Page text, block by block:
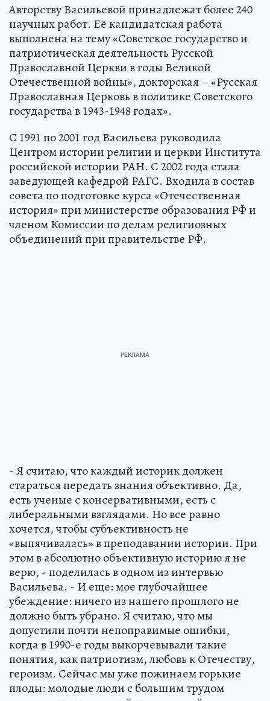
Авторству Васильевой принадлежат более 240
научных работ. Её кандидатская работа
выполнена на тему «Советское государство и
патриотическая деятельность Русской
Православной Церкви в годы Великой
Отечественной войны», докторская – «Русская
Православная Церковь в политике Советского
государства в 1943-1948 годах».
С 1991 по 2001 год Васильева руководила
Центром истории религии и церкви Института
российской истории РАН. С 2002 года стала
заведующей кафедрой РАГС. Входила в состав
совета по подготовке курса «Отечественная
история» при министерстве образования РФ и
членом Комиссии по делам религиозных
объединений при правительстве РФ.
- Я считаю, что каждый историк должен
стараться передать знания объективно. Да,
есть ученые с консервативными, есть с
либеральными взглядами. Но все равно
хочется, чтобы субъективность не
«выпячивалась» в преподавании истории. При
этом в абсолютно объективную историю я не
верю, - поделилась в одном из интервью
Васильева. - И еще: мое глубочайшее
убеждение: ничего из нашего прошлого не
должно быть убрано. Я считаю, что мы
допустили почти непоправимые ошибки,
когда в 1990-е годы выкорчевывали такие
понятия, как патриотизм, любовь к Отечеству,
героизм. Сейчас мы уже пожинаем горькие
плоды: молодые люди с большим трудом